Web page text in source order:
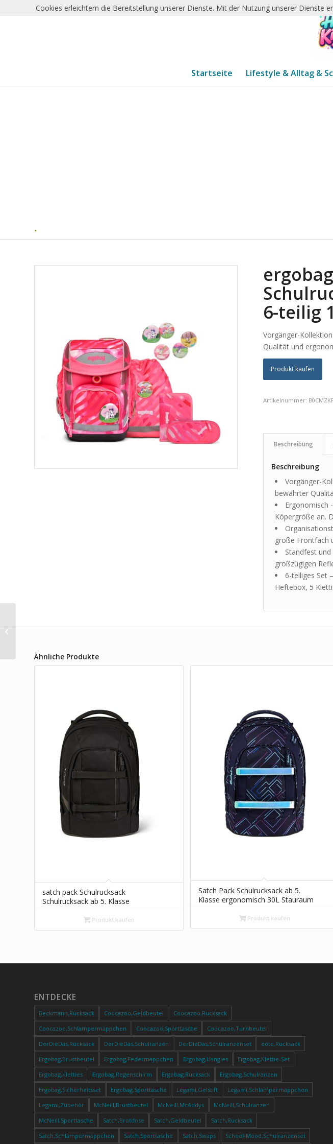
Startseite Lifestyle & Alltag &
6-teilig
Vorgänger-
Qualität und
Produkt kaufen
Artikelnummer:
Beschreibung
Beschreibung
Vorgänger-
bewährter
Ergonomisch
Köpergröße an.
große Frontfach
Standfest
großzügigen
6-teiliges Set
Heftebox, 5
Ähnliche Produkte
satch pack Schulrucksack
Schulrucksack ab 5. Klasse
standfest Organisationstalent,
Blackjack – Schwarz
Produkt kaufen
Satch Pack Schulrucksack ab 5.
Klasse ergonomisch 30L Stauraum
Purple Laser – Dunkelblau
Produkt kaufen
ENTDECKE
Beckmann,Rucksack Coocazoo,Geldbeutel
Coocazoo,Rucksack
Coocazoo,Schlampermäppchen
Coocazoo,Sporttasche
Coocazoo,Turnbeutel
DerDieDas,Rucksack
DerDieDas,Schulranzen DerDieDas,Schulranzenset
eoto,Rucksack
Ergobag,Brustbeutel
Ergobag,Federmäppchen Ergobag,Hangies
Ergobag,Klettie-Set
Ergobag,Kletties
Ergobag,Regenschirm Ergobag,Rucksack
Ergobag,Schulranzen
Ergobag,Sicherheitsset
Ergobag,Sporttasche Legami,Gelstift
Legami,Schlampermäppchen
Legami,Zubehör
McNeill,Brustbeutel McNeill,McAddys
McNeill,Schulranzen
McNeill,Sporttasche
Satch,Brotdose Satch,Geldbeutel
Satch,Rucksack
Satch,Schlampermäppchen
Satch,Sporttasche Satch,Swaps School-Mood,Schulranzenset
Bundle AW24/25,
7-teilig...
Cookies erleichtern die Bereitstellung unserer Dienste. Mit der Nutzung unserer Dienste